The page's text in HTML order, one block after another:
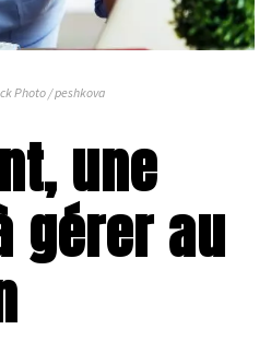
Photo / peshkova
une
gérer au